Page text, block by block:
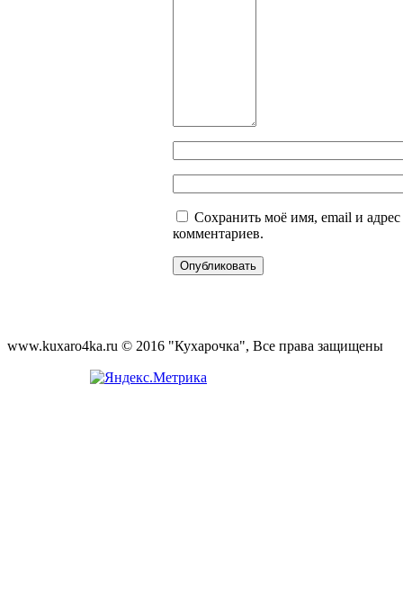
Сохранить моё имя, email и
комментариев.
www.kuxaro4ka.ru © 2016 "Кухарочка", Все права защищены